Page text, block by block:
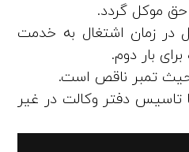
موکل گردد.
در زمان اشتغال به خدمت
بار دوم.
تمبر ناقص است.
تاسیس دفتر وکالت در غیر